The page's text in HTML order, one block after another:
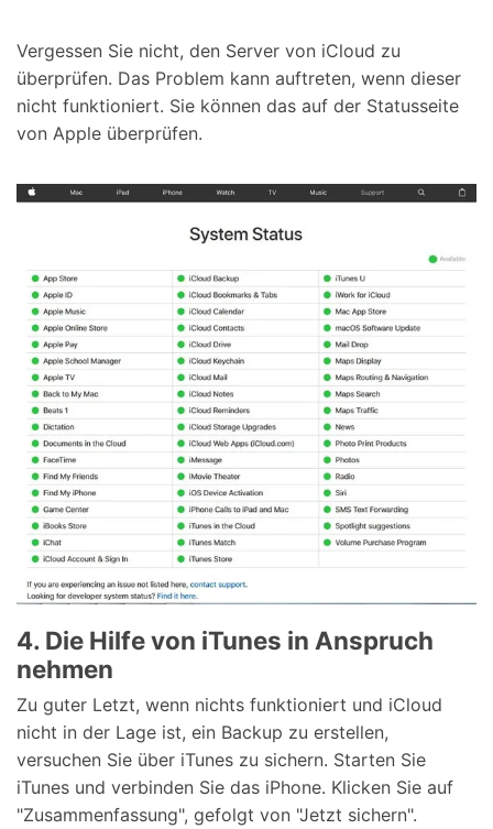
Vergessen Sie nicht, den Server von iCloud zu
überprüfen. Das Problem kann auftreten, wenn dieser
nicht funktioniert. Sie können das auf der Statusseite
von Apple überprüfen.
4. Die Hilfe von iTunes in Anspruch
nehmen
Zu guter Letzt, wenn nichts funktioniert und iCloud
nicht in der Lage ist, ein Backup zu erstellen,
versuchen Sie über iTunes zu sichern. Starten Sie
iTunes und verbinden Sie das iPhone. Klicken Sie auf
"Zusammenfassung", gefolgt von "Jetzt sichern".